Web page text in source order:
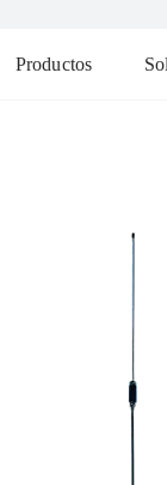
Productos